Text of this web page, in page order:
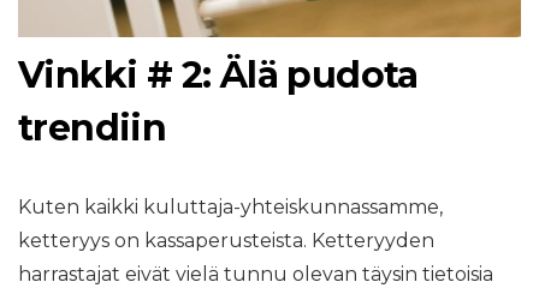
Vinkki # 2: Älä pudota
trendiin
Kuten kaikki kuluttaja-yhteiskunnassamme,
ketteryys on kassaperusteista. Ketteryyden
harrastajat eivät vielä tunnu olevan täysin tietoisia